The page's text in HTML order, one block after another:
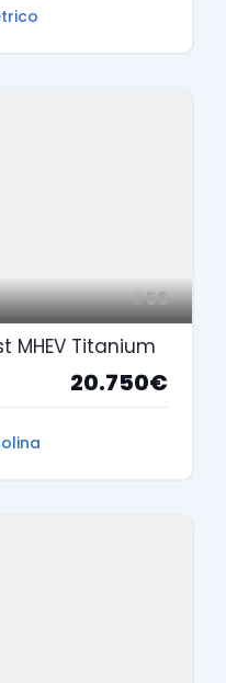
56
MHEV Titanium
20.750€